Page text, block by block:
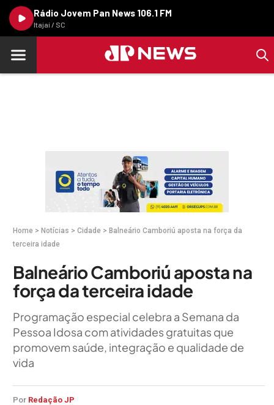
Rádio Jovem Pan News 106.1 FM
Itajaí / SC
Home > Notícias > Cidade > Balneário Camboriú aposta na força da
terceira idade
Balneário Camboriú aposta na
força da terceira idade
Programação especial celebra a Semana da
Pessoa Idosa com atividades gratuitas que
promovem saúde, integração e qualidade de
vida
Por Redação JP